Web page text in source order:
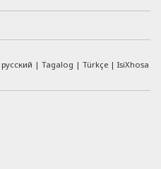
русский Tagalog Türkçe IsiXhosa